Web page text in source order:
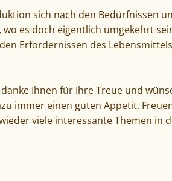
sich nach den Bedürfnissen
es doch eigentlich umgekehrt
Erfordernissen des Lebensmittels
Ihnen für Ihre Treue und
immer einen guten Appetit.
viele interessante Themen in